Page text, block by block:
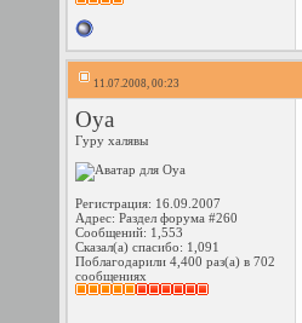
11.07.2008, 00:23
Oya
Гуру халявы
Регистрация: 16.09.2007
Адрес: Раздел форума #260
Сообщений: 1,553
Сказал(а) спасибо: 1,091
Поблагодарили 4,400 раз(а) в 702
сообщениях